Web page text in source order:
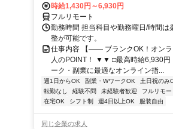
時給1,430円～6,930円
フルリモート
勤務時間 担当科目や勤務曜日/時間
整が可能です。
仕事内容 【―― ブランクOK！オン
人のPOINT！ ▼▼ □最高時給6,930円
ーク・副業に最適なオンライン指...
週1日からOK 副業・WワークOK 土日祝のみ
転勤なし
経験不問 未経験者歓迎 フルリモー
在宅OK
シフト制 週4日以上OK 服装自由
同じ企業の求人